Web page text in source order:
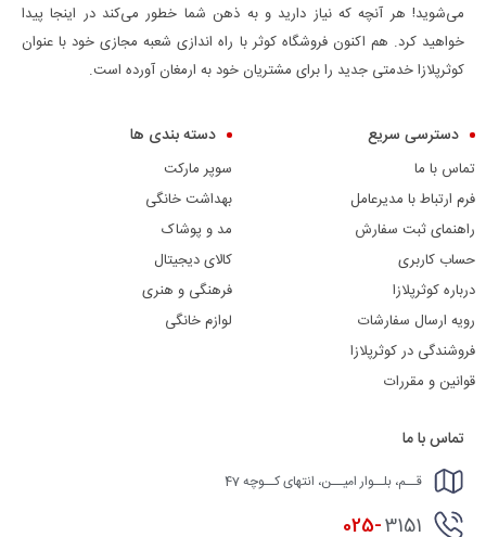
می‌شوید! هر آنچه که نیاز دارید و به ذهن شما خطور می‌کند در اینجا پیدا
خواهید کرد. هم اکنون فروشگاه کوثر با راه اندازی شعبه مجازی خود با عنوان
کوثرپلازا خدمتی جدید را برای مشتریان خود به ارمغان آورده است.
دسترسی سریع
تماس با ما
فرم ارتباط با مدیرعامل
راهنمای ثبت سفارش
حساب کاربری
درباره کوثرپلازا
رویه ارسال سفارشات
فروشندگی در کوثرپلازا
قوانین و مقررات
دسته بندی ها
سوپر مارکت
بهداشت خانگی
مد و پوشاک
کالای دیجیتال
فرهنگی و هنری
لوازم خانگی
تماس با ما
قــم، بلــوار امیــن، انتهای کــوچه 47
025-3151